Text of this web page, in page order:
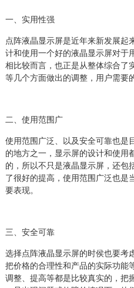
一、实用性强
点阵液晶显示屏是近年来新发展
计和使用一个好的液晶显示屏对于
相比较而言，也正是从整体综合了
等几个方面做出的调整，用户需要
二、使用范围广
使用范围广泛、以及安全可靠也是
的地方之一，显示屏的设计和使用
的，所以不只是液晶显示屏，还包
了很好的提高，使用范围广泛也是
要表现。
三、安全可靠
选择点阵液晶显示屏的时侯也要考
把价格的合理性和产品的实际功能
调整、提高等都是比较真实的，把